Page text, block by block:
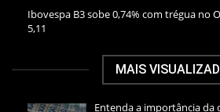
Ibovespa B3 sobe 0,74% com trégua no
5,11
MAIS
Entenda a importância da